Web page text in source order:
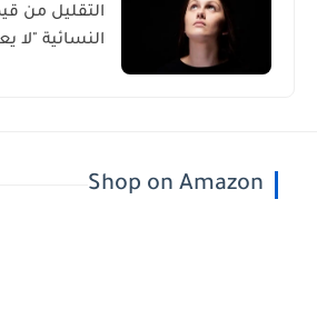
التقليل من
النسائية "لا
Shop on Amazon